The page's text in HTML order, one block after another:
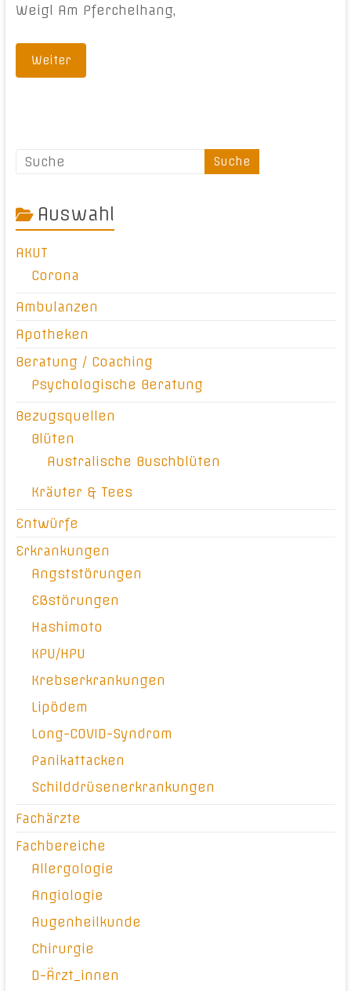
Weigl Am Pferchelhang,
Weiter
Auswahl
AKUT
Corona
Ambulanzen
Apotheken
Beratung / Coaching
Psychologische Beratung
Bezugsquellen
Blüten
Australische Buschblüten
Kräuter & Tees
Entwürfe
Erkrankungen
Angststörungen
Eßstörungen
Hashimoto
KPU/HPU
Krebserkrankungen
Lipödem
Long-COVID-Syndrom
Panikattacken
Schilddrüsenerkrankungen
Fachärzte
Fachbereiche
Allergologie
Angiologie
Augenheilkunde
Chirurgie
D-Ärzt_innen